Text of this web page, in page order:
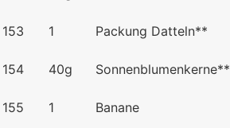
153
1 Packung Datteln**
154
40g Sonnenblumenkerne**
155
1 Banane